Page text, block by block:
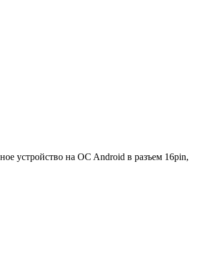
устройство на OC Android в разъем 16pin,